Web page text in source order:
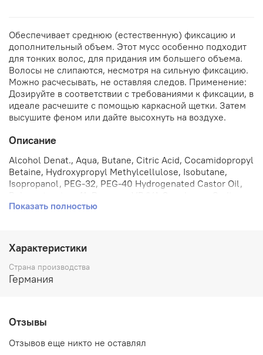
Обеспечивает среднюю (естественную) фиксацию и
дополнительный объем. Этот мусс особенно подходит
для тонких волос, для придания им большего объема.
Волосы не слипаются, несмотря на сильную фиксацию.
Можно расчесывать, не оставляя следов. Применение:
Дозируйте в соответствии с требованиями к фиксации, в
идеале расчешите с помощью каркасной щетки. Затем
высушите феном или дайте высохнуть на воздухе.
Описание
Alcohol Denat., Aqua, Butane, Citric Acid, Cocamidopropyl
Betaine, Hydroxypropyl Methylcellulose, Isobutane,
Isopropanol, PEG-32, PEG-40 Hydrogenated Castor Oil,
Benzoate, Sodium Chloride, Citronellol, Parfum.
Показать полностью
Характеристики
Страна производства
Германия
Отзывы
Отзывов еще никто не оставлял